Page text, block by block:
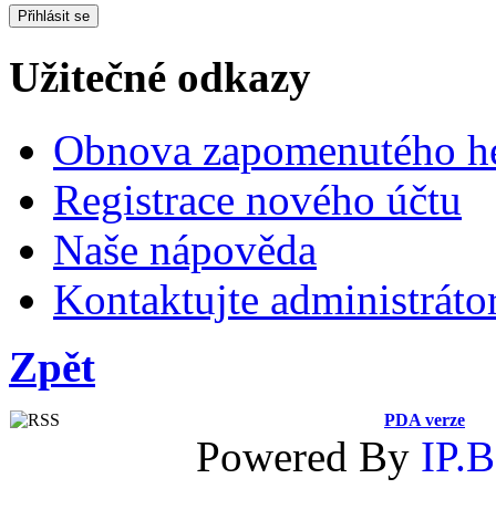
Užitečné odkazy
Obnova zapomenutého
Registrace nového účtu
Naše nápověda
Kontaktujte
Zpět
PDA verze
Powered By